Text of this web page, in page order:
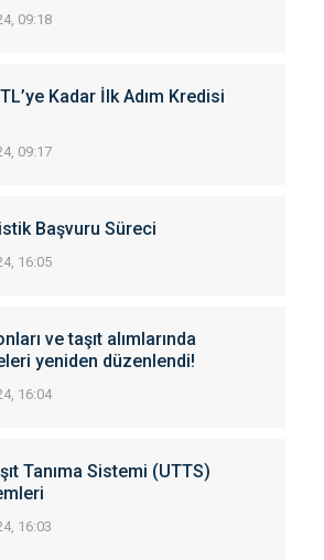
09:18
Kadar İlk Adım Kredisi
09:17
Başvuru Süreci
16:05
ve taşıt alımlarında
yeniden düzenlendi!
16:04
Tanıma Sistemi (UTTS)
16:03